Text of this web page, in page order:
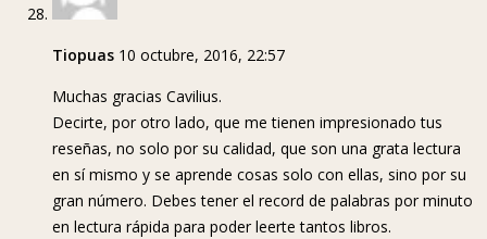
Tiopuas 10 octubre, 2016, 22:57
Muchas gracias Cavilius.
Decirte, por otro lado, que me tienen impresionado tus
reseñas, no solo por su calidad, que son una grata lectura
en sí mismo y se aprende cosas solo con ellas, sino por su
gran número. Debes tener el record de palabras por minuto
en lectura rápida para poder leerte tantos libros.